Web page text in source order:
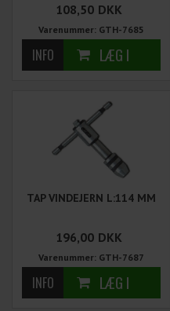
108,50 DKK
Varenummer: GTH-7685
TAP VINDEJERN L:114 MM
196,00 DKK
Varenummer: GTH-7687